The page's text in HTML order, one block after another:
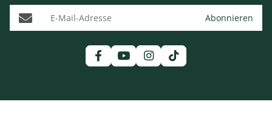
E-Mail-Adresse Abonnieren